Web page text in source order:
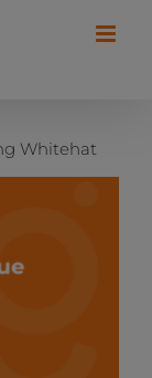
Whitehat